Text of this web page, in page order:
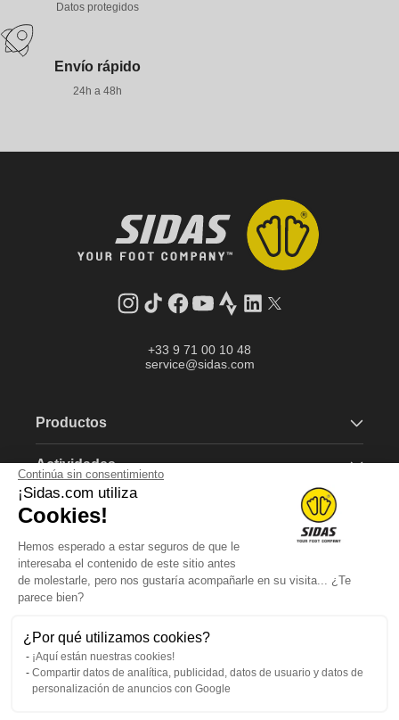
Datos protegidos
Envío rápido
24h a 48h
Instagram
tiktokfacebookyoutubeStravaLinkedInGorjeo
+33 9 71 00 10 48
service@sidas.com
Productos
Actividades
Marca
Más información
Suscríbete a nuestro boletín
Consigue un vale de 5€ al registrarte.
Correo electrónico
Continúa sin consentimiento
¡Sidas.com utiliza
Cookies!
Hemos esperado a estar seguros de que le
interesaba el contenido de este sitio antes
de molestarle, pero nos gustaría acompañarle en su visita... ¿Te
parece bien?
¿Por qué utilizamos cookies?
¡Aquí están nuestras cookies!
Compartir datos de analítica, publicidad, datos de usuario y datos de
personalización de anuncios con Google